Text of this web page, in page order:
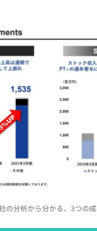
の分析から分かる、3つの